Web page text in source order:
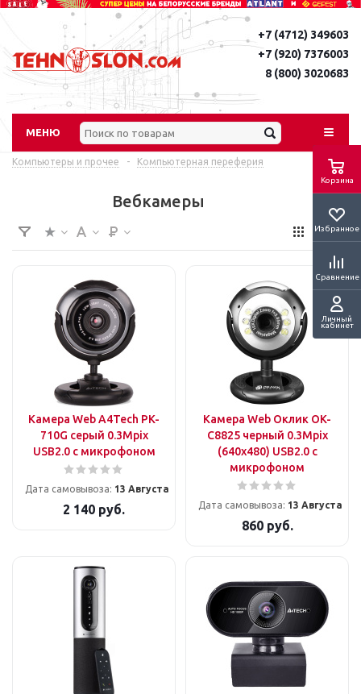
Корзина
Избранное
Сравнение
Личный
кабинет
+7 (4712) 349603
+7 (920) 7376003
8 (800) 3020683
МЕНЮ
Компьютеры и прочее - Компьютерная переферия
Вебкамеры
Камера Web A4Tech PK-
710G серый 0.3Mpix
USB2.0 с микрофоном
Дата самовывоза: 13 Августа
2 140 руб.
Камера Web Оклик OK-
C8825 черный 0.3Mpix
(640x480) USB2.0 с
микрофоном
Дата самовывоза: 13 Августа
860руб.